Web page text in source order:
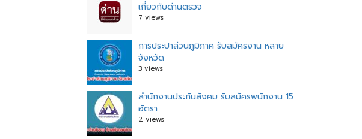
เกี่ยวกับด่านตรวจ
7 views
การประปาส่วนภูมิภาค รับสมัครงาน หลาย
จังหวัด
3 views
สำนักงานประกันสังคม รับสมัครพนักงาน 15
อัตรา
2 views